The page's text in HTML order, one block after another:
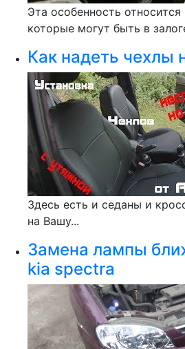
Эта особенность
которые могут быть в
Как надеть чехлы
Здесь есть и седаны и
на Вашу...
Замена лампы
kia spectra